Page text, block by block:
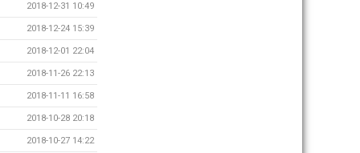
2018-12-31 10:49
2018-12-24 15:39
2018-12-01 22:04
2018-11-26 22:13
2018-11-11 16:58
2018-10-28 20:18
2018-10-27 14:22